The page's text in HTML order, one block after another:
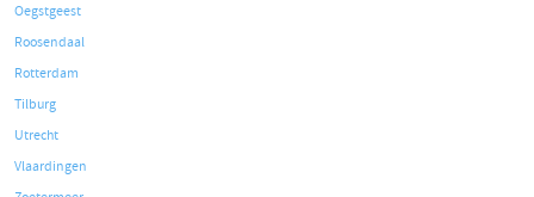
Oegstgeest
Roosendaal
Rotterdam
Tilburg
Utrecht
Vlaardingen